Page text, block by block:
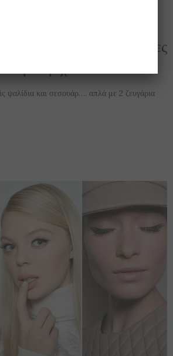
υπέροχες, ανάλαφρες
“τρίχα”!!
ψαλίδια και σεσουάρ…. απλά με 2 ζευγάρια